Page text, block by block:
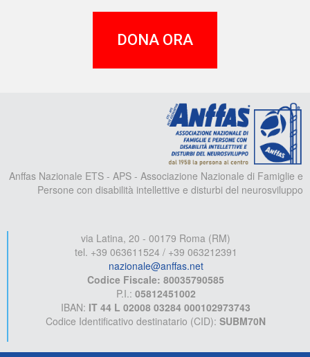
DONA ORA
Anffas Nazionale ETS - APS - Associazione Nazionale di Famiglie e
Persone con disabilità intellettive e disturbi del neurosviluppo
via Latina, 20 - 00179 Roma (RM)
tel. +39 063611524 / +39 063212391
nazionale@anffas.net
Codice Fiscale: 80035790585
P.I.: 05812451002
IBAN: IT 44 L 02008 03284 000102973743
Codice Identificativo destinatario (CID): SUBM70N